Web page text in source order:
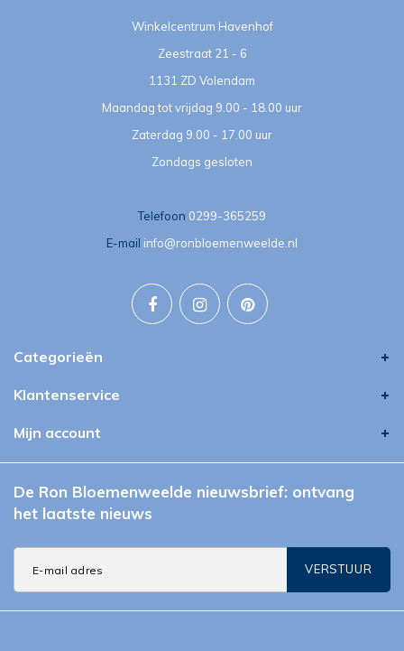
Winkelcentrum Havenhof
Zeestraat 21 - 6
1131 ZD Volendam
Maandag tot vrijdag 9.00 - 18.00 uur
Zaterdag 9.00 - 17.00 uur
Zondags gesloten
Telefoon 0299-365259
E-mail info@ronbloemenweelde.nl
Categorieën
Klantenservice
Mijn account
De Ron Bloemenweelde nieuwsbrief: ontvang
het laatste nieuws
VERSTUUR